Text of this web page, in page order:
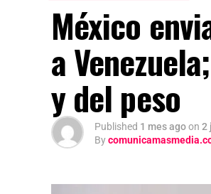
México
a
y del peso
Published 1 mes agoon 2
By